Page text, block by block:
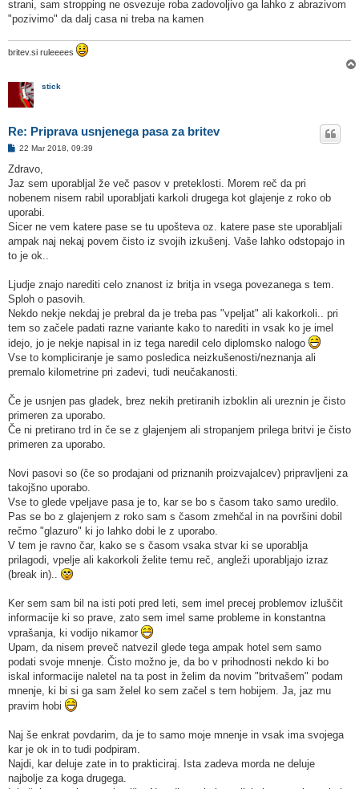
strani, sam stropping ne osvezuje roba zadovoljivo ga lahko z abrazivom
"pozivimo" da dalj casa ni treba na kamen
britev.si ruleeees
stick
Re: Priprava usnjenega pasa za britev
O
g
v
o
22 Mar 2018, 09:39
Zdravo,
Jaz sem uporabljal že več pasov v preteklosti. Morem reč da pri
nobenem nisem rabil uporabljati karkoli drugega kot glajenje z roko ob
uporabi.
Sicer ne vem katere pase se tu upošteva oz. katere pase ste uporabljali
ampak naj nekaj povem čisto iz svojih izkušenj. Vaše lahko odstopajo in
to je ok..
Ljudje znajo narediti celo znanost iz britja in vsega povezanega s tem.
Sploh o pasovih.
Nekdo nekje nekdaj je prebral da je treba pas "vpeljat" ali kakorkoli.. pri
tem so začele padati razne variante kako to narediti in vsak ko je imel
idejo, jo je nekje napisal in iz tega naredil celo diplomsko nalogo
Vse to kompliciranje je samo posledica neizkušenosti/neznanja ali
premalo kilometrine pri zadevi, tudi neučakanosti.
Če je usnjen pas gladek, brez nekih pretiranih izboklin ali ureznin je čisto
primeren za uporabo.
Če ni pretirano trd in če se z glajenjem ali stropanjem prilega britvi je čisto
primeren za uporabo.
Novi pasovi so (če so prodajani od priznanih proizvajalcev) pripravljeni za
takojšno uporabo.
Vse to glede vpeljave pasa je to, kar se bo s časom tako samo uredilo.
Pas se bo z glajenjem z roko sam s časom zmehčal in na površini dobil
rečmo "glazuro" ki jo lahko dobi le z uporabo.
V tem je ravno čar, kako se s časom vsaka stvar ki se uporablja
prilagodi, vpelje ali kakorkoli želite temu reč, angleži uporabljajo izraz
(break in)..
Ker sem sam bil na isti poti pred leti, sem imel precej problemov izluščit
informacije ki so prave, zato sem imel same probleme in konstantna
vprašanja, ki vodijo nikamor
Upam, da nisem preveč natvezil glede tega ampak hotel sem samo
podati svoje mnenje. Čisto možno je, da bo v prihodnosti nekdo ki bo
iskal informacije naletel na ta post in želim da novim "britvašem" podam
mnenje, ki bi si ga sam želel ko sem začel s tem hobijem. Ja, jaz mu
pravim hobi
Naj še enkrat povdarim, da je to samo moje mnenje in vsak ima svojega
kar je ok in to tudi podpiram.
Najdi, kar deluje zate in to prakticiraj. Ista zadeva morda ne deluje
najbolje za koga drugega.